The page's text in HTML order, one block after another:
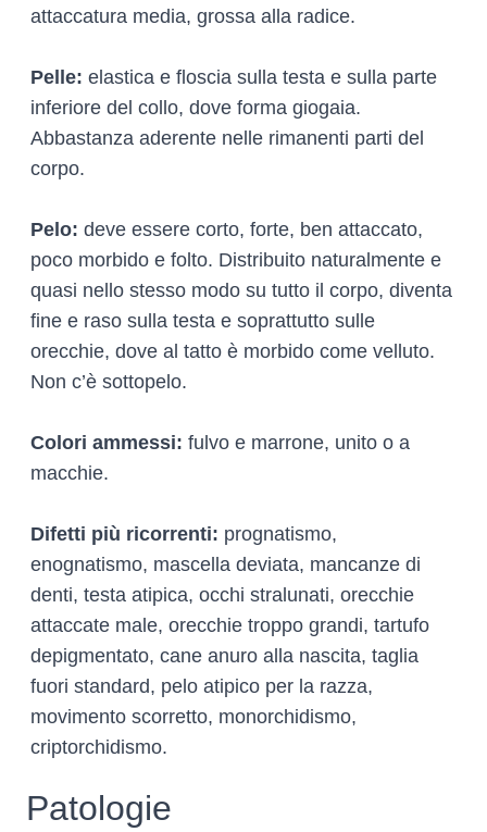
attaccatura media, grossa alla radice.
Pelle: elastica e floscia sulla testa e sulla parte
inferiore del collo, dove forma giogaia.
Abbastanza aderente nelle rimanenti parti del
corpo.
Pelo: deve essere corto, forte, ben attaccato,
poco morbido e folto. Distribuito naturalmente e
quasi nello stesso modo su tutto il corpo, diventa
fine e raso sulla testa e soprattutto sulle
orecchie, dove al tatto è morbido come velluto.
Non c’è sottopelo.
Colori ammessi: fulvo e marrone, unito o a
macchie.
Difetti più ricorrenti: prognatismo,
enognatismo, mascella deviata, mancanze di
denti, testa atipica, occhi stralunati, orecchie
attaccate male, orecchie troppo grandi, tartufo
depigmentato, cane anuro alla nascita, taglia
fuori standard, pelo atipico per la razza,
movimento scorretto, monorchidismo,
criptorchidismo.
Patologie